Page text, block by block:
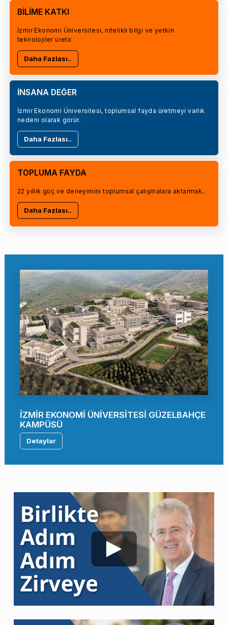
BİLİME KATKI
İzmir Ekonomi Üniversitesi, nitelikli bilgi ve yetkin
teknolojiler üretir.
Daha Fazlası..
İNSANA DEĞER
İzmir Ekonomi Üniversitesi, toplumsal fayda üretmeyi varlık
nedeni olarak görür.
Daha Fazlası..
TOPLUMA FAYDA
22 yıllık güç ve deneyimini toplumsal çalışmalara aktarmak..
Daha Fazlası..
İZMİR EKONOMİ ÜNİVERSİTESİ GÜZELBAHÇE
KAMPÜSÜ
Detaylar